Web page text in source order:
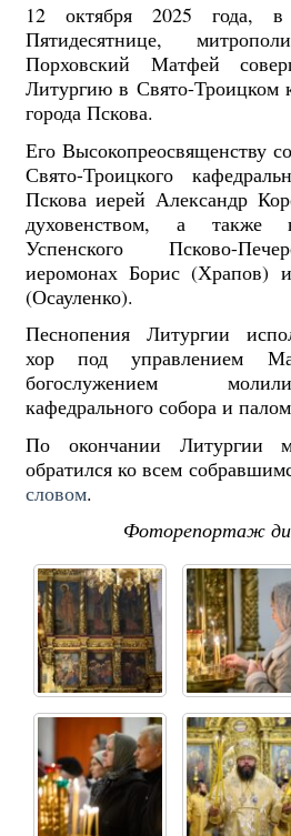
12 октября 2025 года,
Пятидесятнице,
Порховский Матфей
Литургию в Свято-Троицком
города Пскова.
Его Высокопреосвященству
Свято-Троицкого
Пскова иерей Александр
духовенством, а также
Успенского Псково-
иеромонах Борис (Храпов)
(Осауленко).
Песнопения Литургии
хор под управлением
богослужением
кафедрального собора и
По окончании Литургии
обратился ко всем
словом.
Фоторепортаж